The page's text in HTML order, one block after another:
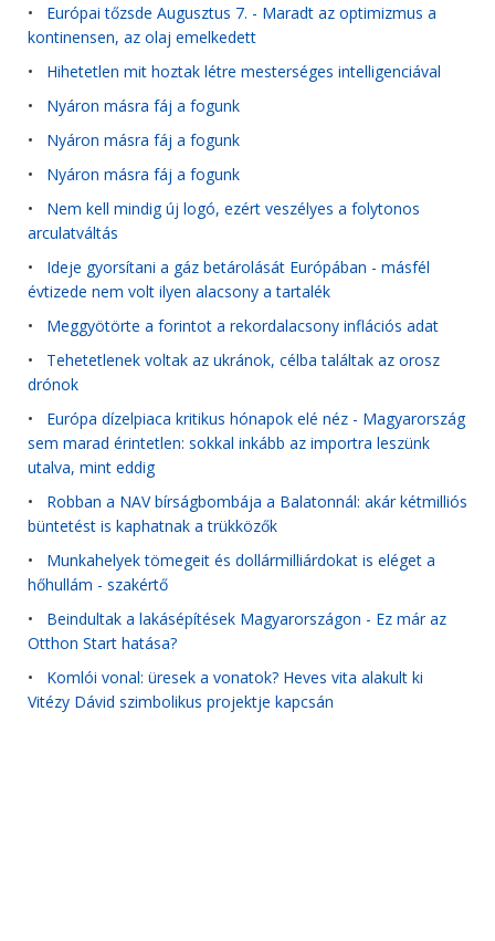
• Európai tőzsde Augusztus 7. - Maradt az optimizmus a
kontinensen, az olaj emelkedett
• Hihetetlen mit hoztak létre mesterséges intelligenciával
• Nyáron másra fáj a fogunk
• Nyáron másra fáj a fogunk
• Nyáron másra fáj a fogunk
• Nem kell mindig új logó, ezért veszélyes a folytonos
arculatváltás
• Ideje gyorsítani a gáz betárolását Európában - másfél
évtizede nem volt ilyen alacsony a tartalék
• Meggyötörte a forintot a rekordalacsony inflációs adat
• Tehetetlenek voltak az ukránok, célba találtak az orosz
drónok
• Európa dízelpiaca kritikus hónapok elé néz - Magyarország
sem marad érintetlen: sokkal inkább az importra leszünk
utalva, mint eddig
• Robban a NAV bírságbombája a Balatonnál: akár kétmilliós
büntetést is kaphatnak a trükközők
• Munkahelyek tömegeit és dollármilliárdokat is eléget a
hőhullám - szakértő
• Beindultak a lakásépítések Magyarországon - Ez már az
Otthon Start hatása?
• Komlói vonal: üresek a vonatok? Heves vita alakult ki
Vitézy Dávid szimbolikus projektje kapcsán